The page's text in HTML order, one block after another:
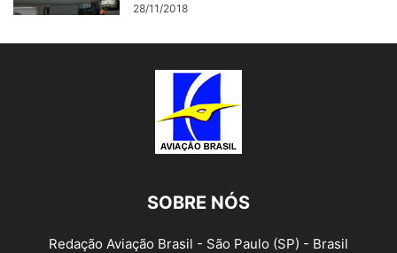
28/11/2018
SOBRE NÓS
Redação Aviação Brasil - São Paulo (SP) - Brasil